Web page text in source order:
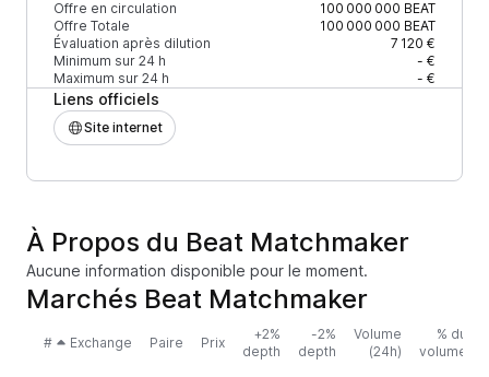
Offre en circulation
100 000 000 BEAT
Offre Totale
100 000 000 BEAT
Évaluation après dilution
7 120 €
Minimum sur 24 h
- €
Maximum sur 24 h
- €
Liens officiels
Site internet
À Propos du Beat Matchmaker
Aucune information disponible pour le moment.
Marchés Beat Matchmaker
# Exchange Paire Prix
+2%
depth
-2%
depth
Volume
(24h)
% du
volume